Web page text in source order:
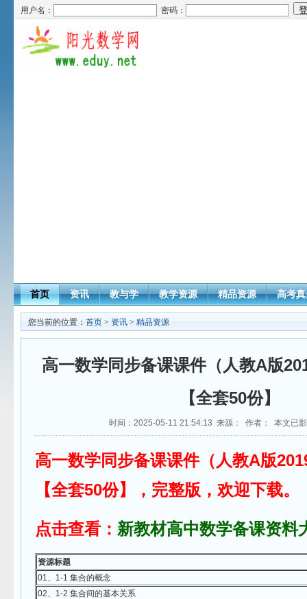
用户名： 密码：
首页 资讯 教与学 教学资源 精品资源 高考
您当前的位置： 首页 > 资讯 > 精品资源
高一数学同步备课课件（人教A版
【全套50份】
时间：2025-05-11 21:54:13 来源： 作者： 本文已
高一数学同步备课课件（人教A版
【全套50份】，完整版，欢迎下载。
点击查看： 新教材高中数学备课资料
资源标题
01、1-1 集合的概念
02、1-2 集合间的基本关系